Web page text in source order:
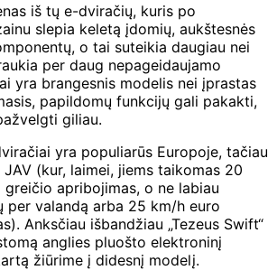
iš tų e-dviračių, kuris po
slepia keletą įdomių, aukštesnės
o tai suteikia daugiau nei
per daug nepageidaujamo
yra brangesnis modelis nei įprastas
papildomų funkcijų gali pakakti,
giliau.
yra populiarūs Europoje, tačiau
(kur, laimei, jiems taikomas 20
greičio apribojimas, o ne labiau
per valandą arba 25 km/h euro
Anksčiau išbandžiau „Tezeus Swift“
anglies pluošto elektroninį
žiūrime į didesnį modelį.